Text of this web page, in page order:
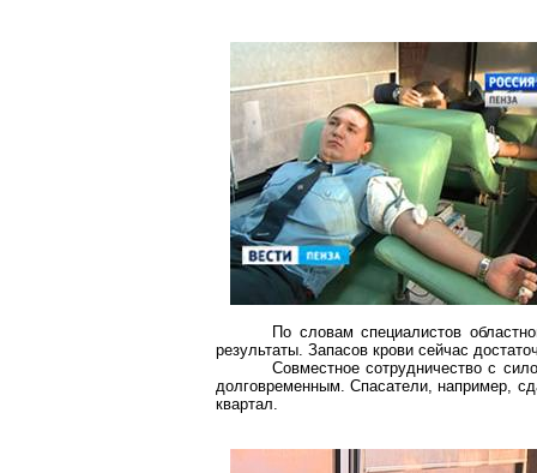
По словам специалистов
результаты. Запасов крови сейчас
Совместное сотрудничество с
долговременным. Спасатели, например,
квартал.